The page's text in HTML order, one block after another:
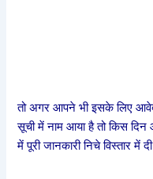
तो अगर आपने भी इसके लिए
सूची में नाम आया है तो किस
में पूरी जानकारी निचे विस्तार में